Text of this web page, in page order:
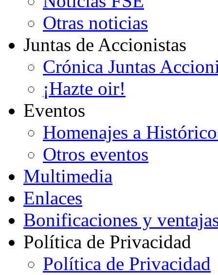
Otras noticias
Juntas de Accionistas
Crónica Juntas
¡Hazte oir!
Eventos
Homenajes a
Otros eventos
Multimedia
Enlaces
Bonificaciones y
Política de Privacidad
Política de Privacidad